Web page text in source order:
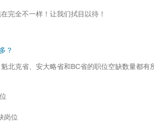
完全不一样！让我们拭目以待！
？
北克省、安大略省和BC省的职位空缺数量都
岗位